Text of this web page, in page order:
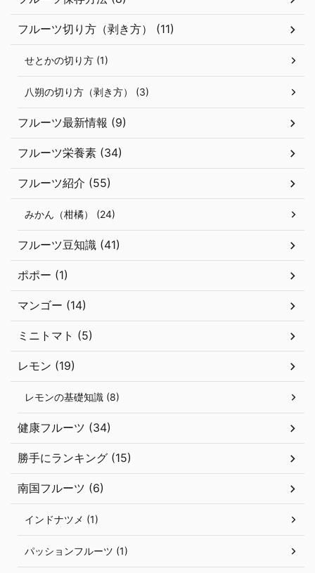
フルーツ切り方（剥き方） (11)
せとかの切り方 (1)
八朔の切り方（剥き方） (3)
フルーツ最新情報 (9)
フルーツ栄養素 (34)
フルーツ紹介 (55)
みかん（柑橘） (24)
フルーツ豆知識 (41)
ポポー (1)
マンゴー (14)
ミニトマト (5)
レモン (19)
レモンの基礎知識 (8)
健康フルーツ (34)
勝手にランキング (15)
南国フルーツ (6)
インドナツメ (1)
パッションフルーツ (1)